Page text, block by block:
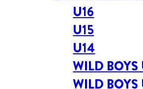
U16
U15
U14
WILD BOYS
WILD BOYS